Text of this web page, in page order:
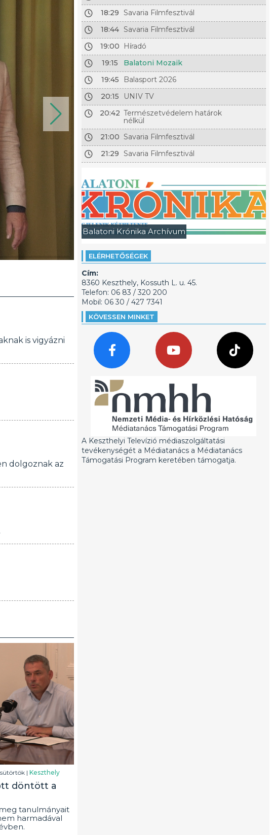
is vigyázni
dolgoznak az
| Keszthely
döntött a
tanulmányait
harmadával
18:29 Savaria Filmfesztivál
18:44 Savaria Filmfesztivál
19:00
Híradó
19:15
Balatoni Mozaik
19:45
Balasport 2026
20:15
UNIV TV
20:42 Természetvédelem határok
nélkül
21:00 Savaria Filmfesztivál
21:29 Savaria Filmfesztivál
Balatoni Krónika Archívum
ELÉRHETŐSÉGEK
Cím:
8360 Keszthely, Kossuth L. u. 45.
Telefon: 06 83 / 320 200
Mobil: 06 30 / 427 7341
KÖVESSEN MINKET
A Keszthelyi Televízió médiaszolgáltatási
tevékenységét a Médiatanács a Médiatanács
Támogatási Program keretében támogatja.